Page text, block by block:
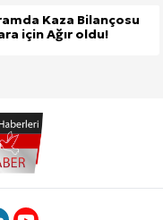
Kaza Bilançosu
için Ağır oldu!